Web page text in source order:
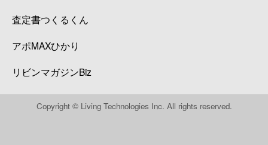
査定書つくるくん
アポMAXひかり
リビンマガジンBiz
Copyright © Living Technologies Inc. All rights reserved.